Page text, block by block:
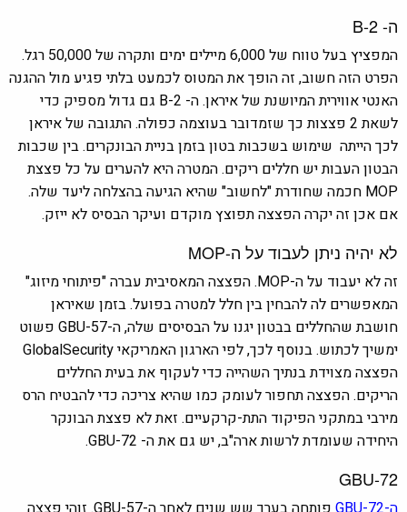
ה- B-2
המפציץ בעל טווח של 6,000 מיילים ימים ותקרה של 50,000 רגל.
הפרט הזה חשוב, זה הופך את המטוס לכמעט בלתי פגיע מול ההגנה
האנטי אווירית המיושנת של איראן. ה- B-2 גם גדול מספיק כדי
לשאת 2 פצצות כך שזמדובר בעוצמה כפולה. התגובה של איראן
לכך הייתה שימוש בשכבות בטון בזמן בניית הבונקרים. בין שכבות
הבטון העבות יש חללים ריקים. המטרה היא להערים על כל פצצת
MOP חכמה שחודרת "לחשוב" שהיא הגיעה בהצלחה ליעד שלה.
אם אכן זה יקרה הפצצה תפוצץ מוקדם ועיקר הבסיס לא ייזק.
לא יהיה ניתן לעבוד על ה-MOP
זה לא יעבוד על ה-MOP. הפצצה המאסיבית עברה "פיתוחי מיזוג"
המאפשרים לה להבחין בין חלל למטרה בפועל. בזמן שאיראן
חושבת שהחללים בבטון יגנו על הבסיסים שלה, ה-GBU-57 פשוט
ימשיך לכתוש. בנוסף לכך, לפי הארגון האמריקאי GlobalSecurity
הפצצה מצוידת בנתיך השהייה כדי לעקוף את בעית החללים
הריקים. הפצצה תחפור לעומק כמו שהיא צריכה כדי להבטיח הרס
מירבי במתקני הפיקוד התת-קרקעיים. זאת לא פצצת הבונקר
היחידה שעומדת לרשות ארה"ב, יש גם את ה- GBU-72.
GBU-72